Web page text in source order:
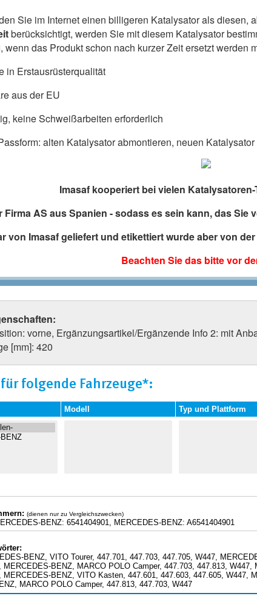
Sie im Internet einen billigeren Katalysator als diesen,
berücksichtigt, werden Sie mit diesem Katalysator
wenn das Produkt schon nach kurzer Zeit ersetzt werden
in Erstausrüsterqualität
aus der EU
keine Schweißarbeiten erforderlich
alten Katalysator abmontieren, neuen
Imasaf kooperiert bei vielen
Firma AS aus Spanien - sodass es sein kann, das Sie
von Imasaf geliefert und etikettiert wurde aber von
Beachten Sie das bitte vor
vorne, Ergänzungsartikel/Ergänzende Info 2: mit
[mm]: 420
folgende Fahrzeuge*:
Modell Typ und Plattform
(dienen nur zu Vergleichszwecken)
BENZ: 6541404901, MERCEDES-BENZ: A6541404901
BENZ, VITO Tourer, 447.701, 447.703, 447.705, W447,
MERCEDES-BENZ, MARCO POLO Camper, 447.703, 447.813,
MERCEDES-BENZ, VITO Kasten, 447.601, 447.603, 447.605, W447,
MARCO POLO Camper, 447.813, 447.703, W447